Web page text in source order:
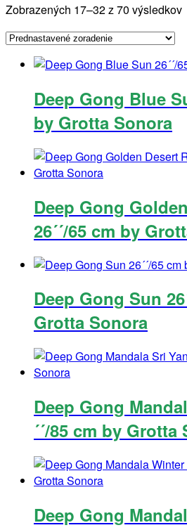
Zobrazených 17–32 z 70 výsledkov
Deep Gong Blue
by Grotta Sonora
Deep Gong
26´´/65 cm by
Deep Gong Sun
Grotta Sonora
Deep Gong
´´/85 cm by Grotta
Deep Gong